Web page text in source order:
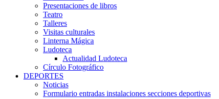
Presentaciones de libros
Teatro
Talleres
Visitas culturales
Linterna Mágica
Ludoteca
Actualidad Ludoteca
Círculo Fotográfico
DEPORTES
Noticias
Formulario entradas instalaciones secciones deportivas